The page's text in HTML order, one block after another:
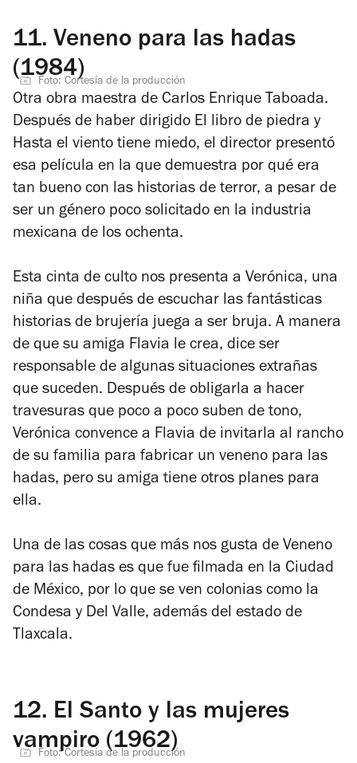
11. Veneno para las hadas
(1984)
Foto: Cortesía de la producción
Otra obra maestra de Carlos Enrique Taboada.
Después de haber dirigido El libro de piedra y
Hasta el viento tiene miedo, el director presentó
esa película en la que demuestra por qué era
tan bueno con las historias de terror, a pesar de
ser un género poco solicitado en la industria
mexicana de los ochenta.
Esta cinta de culto nos presenta a Verónica, una
niña que después de escuchar las fantásticas
historias de brujería juega a ser bruja. A manera
de que su amiga Flavia le crea, dice ser
responsable de algunas situaciones extrañas
que suceden. Después de obligarla a hacer
travesuras que poco a poco suben de tono,
Verónica convence a Flavia de invitarla al rancho
de su familia para fabricar un veneno para las
hadas, pero su amiga tiene otros planes para
ella.
Una de las cosas que más nos gusta de Veneno
para las hadas es que fue filmada en la Ciudad
de México, por lo que se ven colonias como la
Condesa y Del Valle, además del estado de
Tlaxcala.
12. El Santo y las mujeres
vampiro (1962)
Foto: Cortesía de la producción